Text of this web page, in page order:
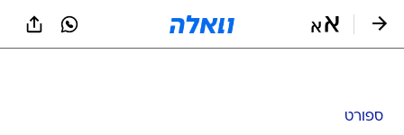
ממלכת פנטזיה